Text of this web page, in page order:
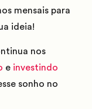
mensais para
ideia!
nos
e investindo
sonho no